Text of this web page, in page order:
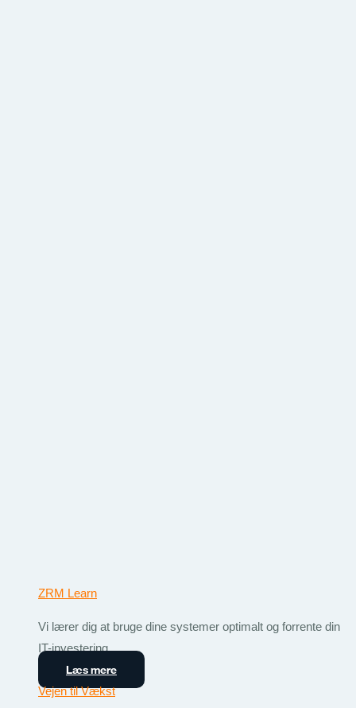
ZRM Learn
Vi lærer dig at bruge dine systemer optimalt og forrente din
IT-investering.
Læs mere
Vejen til Vækst